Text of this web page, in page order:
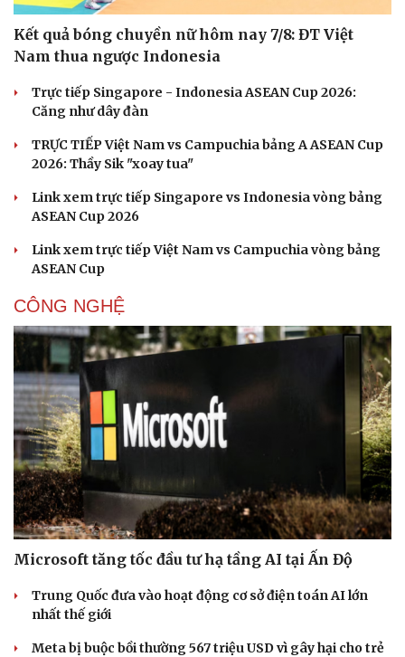
Cải chính
Kết quả bóng chuyền nữ hôm nay 7/8: ĐT Việt
Nam thua ngược Indonesia
Trực tiếp Singapore - Indonesia ASEAN Cup 2026:
Căng như dây đàn
TRỰC TIẾP Việt Nam vs Campuchia bảng A ASEAN Cup
2026: Thầy Sik "xoay tua"
Link xem trực tiếp Singapore vs Indonesia vòng bảng
ASEAN Cup 2026
Link xem trực tiếp Việt Nam vs Campuchia vòng bảng
ASEAN Cup
CÔNG NGHỆ
Microsoft tăng tốc đầu tư hạ tầng AI tại Ấn Độ
Trung Quốc đưa vào hoạt động cơ sở điện toán AI lớn
nhất thế giới
Meta bị buộc bồi thường 567 triệu USD vì gây hại cho trẻ